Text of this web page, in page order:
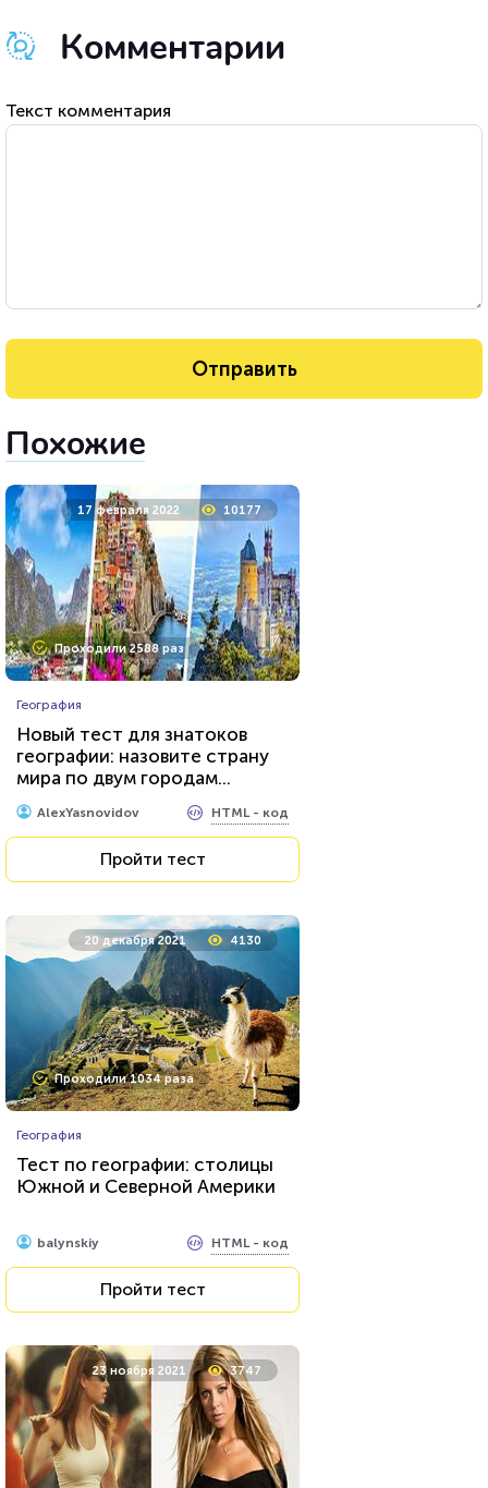
Комментарии
Текст комментария
Похожие
17 февраля 2022 10177
Проходили 2588 раз
География
Новый тест для знатоков
географии: назовите страну
мира по двум городам...
AlexYasnovidov HTML - код
Пройти тест
20 декабря 2021 4130
Проходили 1034 раза
География
Тест по географии: столицы
Южной и Северной Америки
balynskiy HTML - код
Пройти тест
23 ноября 2021 3747